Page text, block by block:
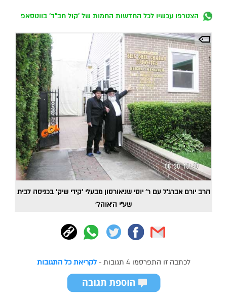
הצטרפו עכשיו לכל החדשות החמות של 'קול חב"ד' בווטסאפ
הרב יורם אברג'ל עם ר' יוסי שניאורסון מבעלי 'קידי שיק' בכניסה לבית
שע"י ה'אוהל'
לכתבה זו התפרסמו 4 תגובות - לקריאת כל התגובות